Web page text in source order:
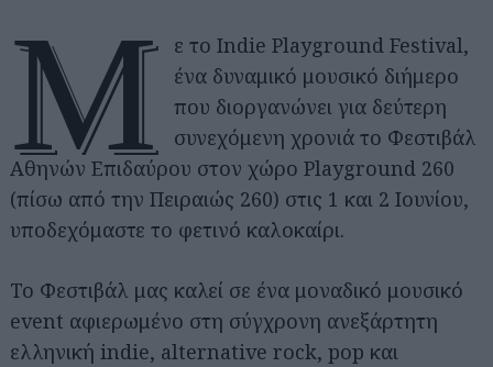
Μ
ε το Indie Playground Festival,
ένα δυναμικό μουσικό διήμερο
που διοργανώνει για δεύτερη
συνεχόμενη χρονιά το Φεστιβάλ
Αθηνών Επιδαύρου στον χώρο Playground 260
(πίσω από την Πειραιώς 260) στις 1 και 2 Ιουνίου,
υποδεχόμαστε το φετινό καλοκαίρι.
Το Φεστιβάλ μας καλεί σε ένα μοναδικό μουσικό
event αφιερωμένο στη σύγχρονη ανεξάρτητη
ελληνική indie, alternative rock, pop και